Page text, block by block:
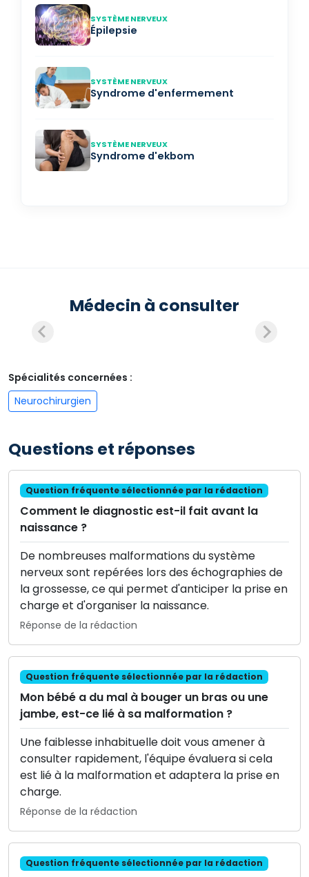
SYSTÈME NERVEUX
Épilepsie
SYSTÈME NERVEUX
Syndrome d'enfermement
SYSTÈME NERVEUX
Syndrome d'ekbom
Médecin à consulter
Spécialités concernées :
Neurochirurgien
Questions et réponses
Question fréquente sélectionnée par la rédaction
Comment le diagnostic est-il fait avant la
naissance ?
De nombreuses malformations du système
nerveux sont repérées lors des échographies de
la grossesse, ce qui permet d'anticiper la prise en
charge et d'organiser la naissance.
Réponse de la rédaction
Question fréquente sélectionnée par la rédaction
Mon bébé a du mal à bouger un bras ou une
jambe, est-ce lié à sa malformation ?
Une faiblesse inhabituelle doit vous amener à
consulter rapidement, l'équipe évaluera si cela
est lié à la malformation et adaptera la prise en
charge.
Réponse de la rédaction
Question fréquente sélectionnée par la rédaction